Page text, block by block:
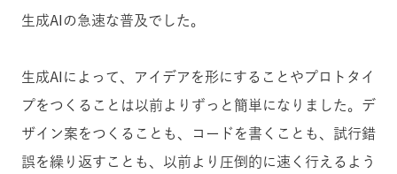
生成AIの急速な普及でした。
生成AIによって、アイデアを形にすることやプロトタイ
プをつくることは以前よりずっと簡単になりました。デ
ザイン案をつくることも、コードを書くことも、試行錯
誤を繰り返すことも、以前より圧倒的に速く行えるよう